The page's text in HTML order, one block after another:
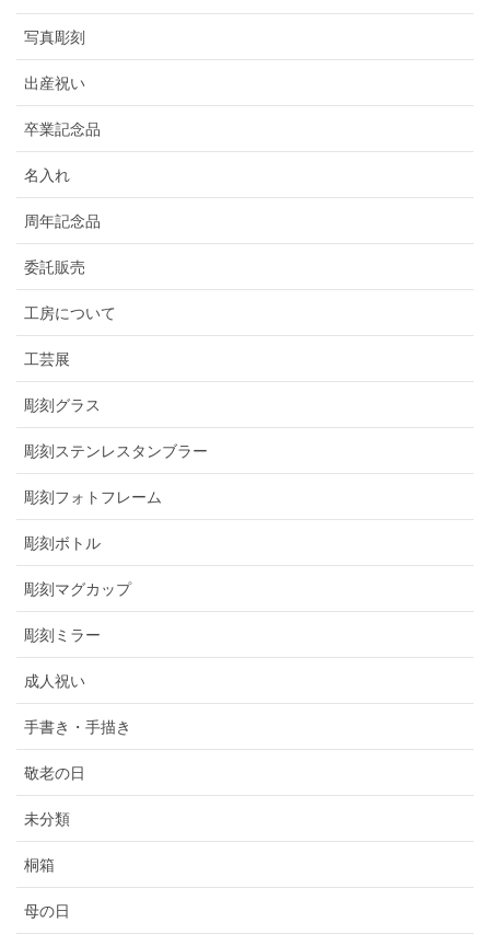
写真彫刻
出産祝い
卒業記念品
名入れ
周年記念品
委託販売
工房について
工芸展
彫刻グラス
彫刻ステンレスタンブラー
彫刻フォトフレーム
彫刻ボトル
彫刻マグカップ
彫刻ミラー
成人祝い
手書き・手描き
敬老の日
未分類
桐箱
母の日